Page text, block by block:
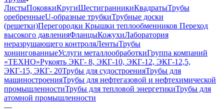
ЛистыПоковкиКругиШестигранникиКвадратыТрубы
оребренныеU-образные трубкиТрубные доски
(решетки)Перегородки Крышки теплообменников Переход
высокого давленияФланцыКожухиЛаборатория
неразрушающего контроляЛентыТрубы
хонингованныеУслуги металлообработкиГруппа компаний
«ТЕХНО»Рукоять ЭКГ- 8, ЭКГ-10, ЭКГ-12, ЭКГ-12,5,
ЭКГ-15, ЭКГ- 20Трубы для судостроенияТрубы для
машиностроенияТрубы для нефтегазовой и нефтехимической
промышленностиТрубы для тепловой энергетикиТрубы для
атомной промышленности
—